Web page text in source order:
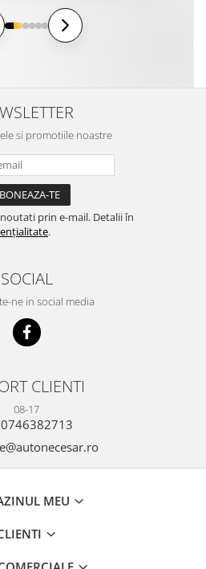
si promotiile noastre
prin e-mail. Detalii în
.
SOCIAL
ne in social media
CLIENTI
08-17
0746382713
MEU